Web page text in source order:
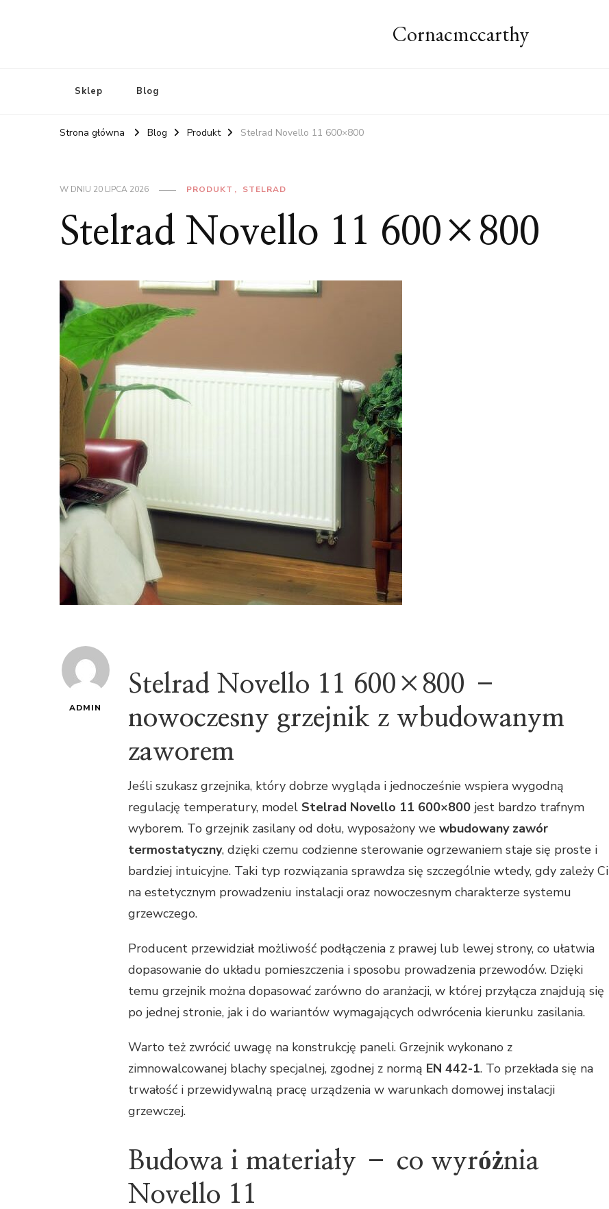
Cornacmccarthy
Sklep Blog
Strona główna Blog Produkt Stelrad Novello 11 600×800
W DNIU 20 LIPCA 2026 PRODUKT STELRAD
Stelrad Novello 11 600×800
ADMIN
Stelrad Novello 11 600×800 –
nowoczesny grzejnik z wbudowanym
zaworem
Jeśli szukasz grzejnika, który dobrze wygląda i jednocześnie wspiera wygodną
regulację temperatury, model Stelrad Novello 11 600×800 jest bardzo trafnym
wyborem. To grzejnik zasilany od dołu, wyposażony we wbudowany zawór
termostatyczny, dzięki czemu codzienne sterowanie ogrzewaniem staje się proste i
bardziej intuicyjne. Taki typ rozwiązania sprawdza się szczególnie wtedy, gdy zależy Ci
na estetycznym prowadzeniu instalacji oraz nowoczesnym charakterze systemu
grzewczego.
Producent przewidział możliwość podłączenia z prawej lub lewej strony, co ułatwia
dopasowanie do układu pomieszczenia i sposobu prowadzenia przewodów. Dzięki
temu grzejnik można dopasować zarówno do aranżacji, w której przyłącza znajdują się
po jednej stronie, jak i do wariantów wymagających odwrócenia kierunku zasilania.
Warto też zwrócić uwagę na konstrukcję paneli. Grzejnik wykonano z
zimnowalcowanej blachy specjalnej, zgodnej z normą EN 442-1. To przekłada się na
trwałość i przewidywalną pracę urządzenia w warunkach domowej instalacji
grzewczej.
Budowa i materiały – co wyróżnia
Novello 11